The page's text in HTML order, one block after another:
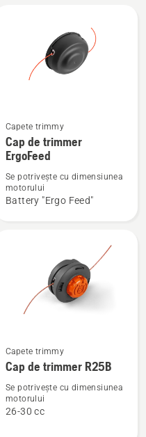
Vezi
mai
multe
detalii
despre
Cap
Capete trimmy
Cap de trimmer
ErgoFeed
Se potrivește cu dimensiunea
motorului
Battery "Ergo Feed"
Vezi
mai
detalii
despre
Capete trimmy
Cap de trimmer R25B
Se potrivește cu dimensiunea
motorului
26-30 cc